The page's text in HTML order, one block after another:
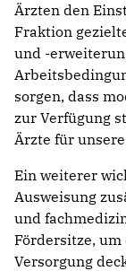
Ärzten den
Fraktion
und -
sorgen, dass
zur Verfügung
Ärzte für
Ein weiterer
Ausweisung
und
Fördersitze,
Versorgung